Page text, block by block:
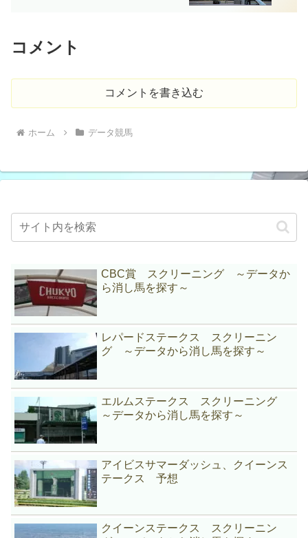
コメント
コメントを書き込む
ホーム データ競馬
CBC賞 スクリーニング ～データか
ら消し馬を探す～
レパードステークス スクリーニン
グ ～データから消し馬を探す～
エルムステークス スクリーニング
～データから消し馬を探す～
アイビスサマーダッシュ、クイーンス
テークス 予想
クイーンステークス スクリーニン